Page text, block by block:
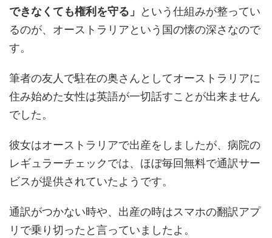
できなくても権利を守る」
という仕組みが整ってい
るのが、オーストラリアという国の懐の深さなので
す。
筆者の友人で駐在の奥さんとしてオーストラリアに
住み始めた女性は英語が一切話すことが出来ません
でした。
彼女はオーストラリアで出産をしましたが、病院の
レギュラーチェックでは、ほぼ毎回無料で通訳サー
ビスが提供されていたようです。
通訳がつかない時や、出産の時はスマホの翻訳アプ
リで乗り切ったと言っていましたよ。